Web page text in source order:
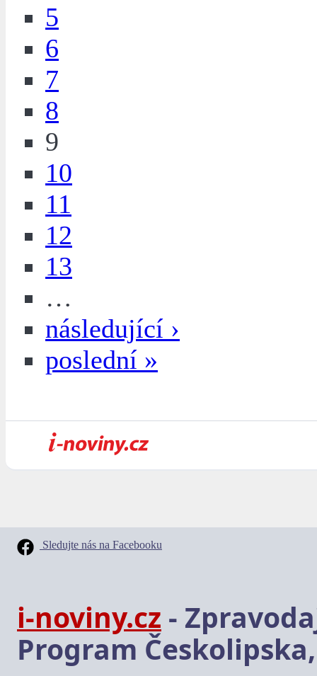
5
6
7
8
9
10
11
12
13
…
následující ›
poslední »
Sledujte nás na Facebooku
i-noviny.cz -
Program